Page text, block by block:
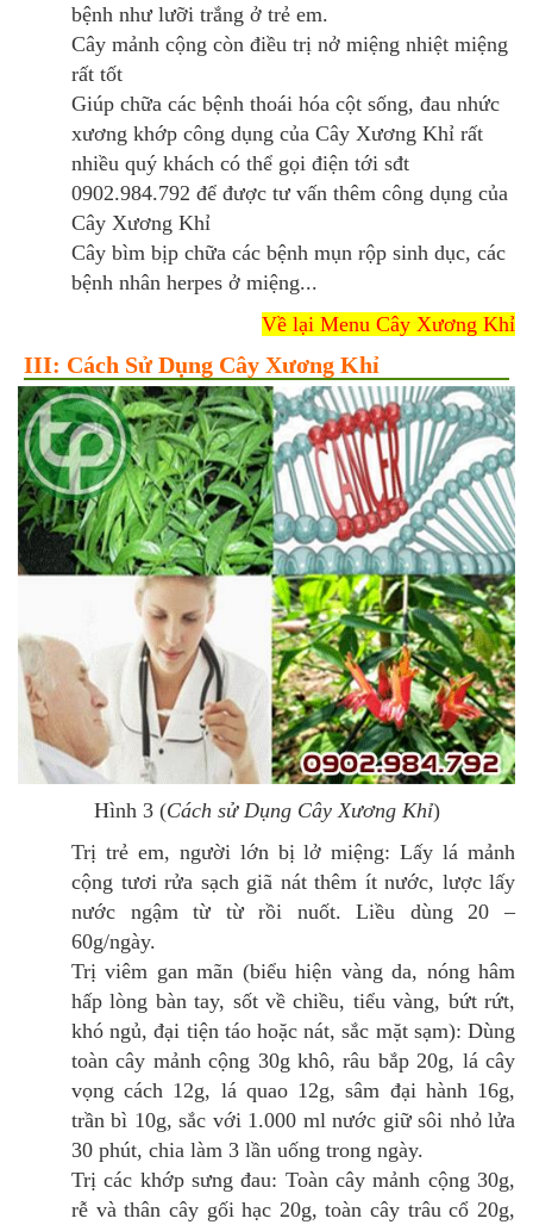
bệnh như lưỡi trắng ở trẻ em.
Cây mảnh cộng còn điều trị nở miệng nhiệt miệng
rất tốt
Giúp chữa các bệnh thoái hóa cột sống, đau nhức
xương khớp công dụng của Cây Xương Khỉ rất
nhiều quý khách có thể gọi điện tới sđt
0902.984.792 để được tư vấn thêm công dụng của
Cây Xương Khỉ
Cây bìm bịp chữa các bệnh mụn rộp sinh dục, các
bệnh nhân herpes ở miệng...
Về lại Menu Cây Xương Khỉ
III: Cách Sử Dụng Cây Xương Khỉ
Hình 3 (Cách sử Dụng Cây Xương Khỉ)
Trị trẻ em, người lớn bị lở miệng: Lấy lá mảnh
cộng tươi rửa sạch giã nát thêm ít nước, lược lấy
nước ngậm từ từ rồi nuốt. Liều dùng 20 –
60g/ngày.
Trị viêm gan mãn (biểu hiện vàng da, nóng hâm
hấp lòng bàn tay, sốt về chiều, tiểu vàng, bứt rứt,
khó ngủ, đại tiện táo hoặc nát, sắc mặt sạm): Dùng
toàn cây mảnh cộng 30g khô, râu bắp 20g, lá cây
vọng cách 12g, lá quao 12g, sâm đại hành 16g,
trần bì 10g, sắc với 1.000 ml nước giữ sôi nhỏ lửa
30 phút, chia làm 3 lần uống trong ngày.
Trị các khớp sưng đau: Toàn cây mảnh cộng 30g,
rễ và thân cây gối hạc 20g, toàn cây trâu cổ 20g,